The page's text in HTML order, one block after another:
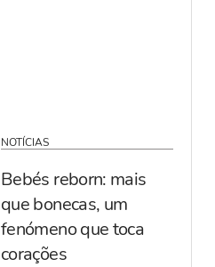
NOTÍCIAS
Bebés reborn: mais
que bonecas, um
fenómeno que toca
corações